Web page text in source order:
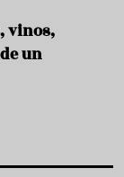
vinos,
un